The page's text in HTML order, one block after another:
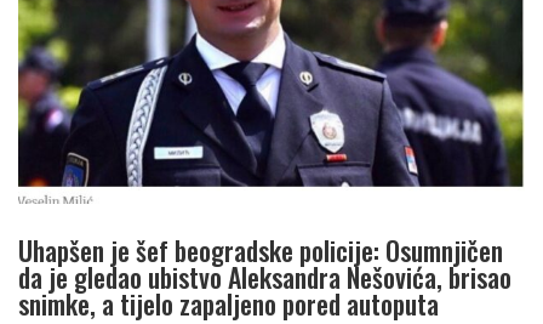
Uhapšen je šef beogradske policije: Osumnjičen
da je gledao ubistvo Aleksandra Nešovića, brisao
snimke, a tijelo zapaljeno pored autoputa